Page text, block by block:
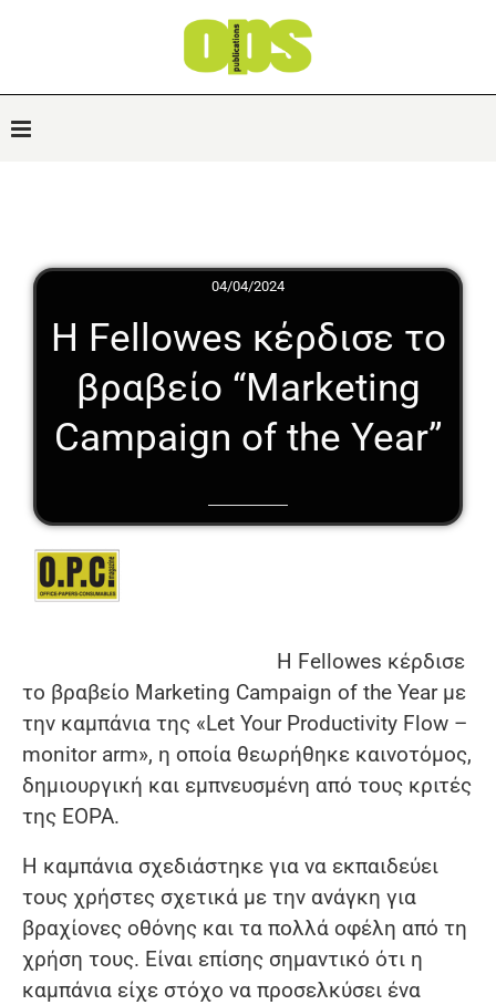
04/04/2024
Η Fellowes κέρδισε το
βραβείο “Marketing
Campaign of the Year”
Η Fellowes κέρδισε
το βραβείο Marketing Campaign of the Year με
την καμπάνια της «Let Your Productivity Flow –
monitor arm», η οποία θεωρήθηκε καινοτόμος,
δημιουργική και εμπνευσμένη από τους κριτές
της EOPA.
Η καμπάνια σχεδιάστηκε για να εκπαιδεύει
τους χρήστες σχετικά με την ανάγκη για
βραχίονες οθόνης και τα πολλά οφέλη από τη
χρήση τους. Είναι επίσης σημαντικό ότι η
καμπάνια είχε στόχο να προσελκύσει ένα